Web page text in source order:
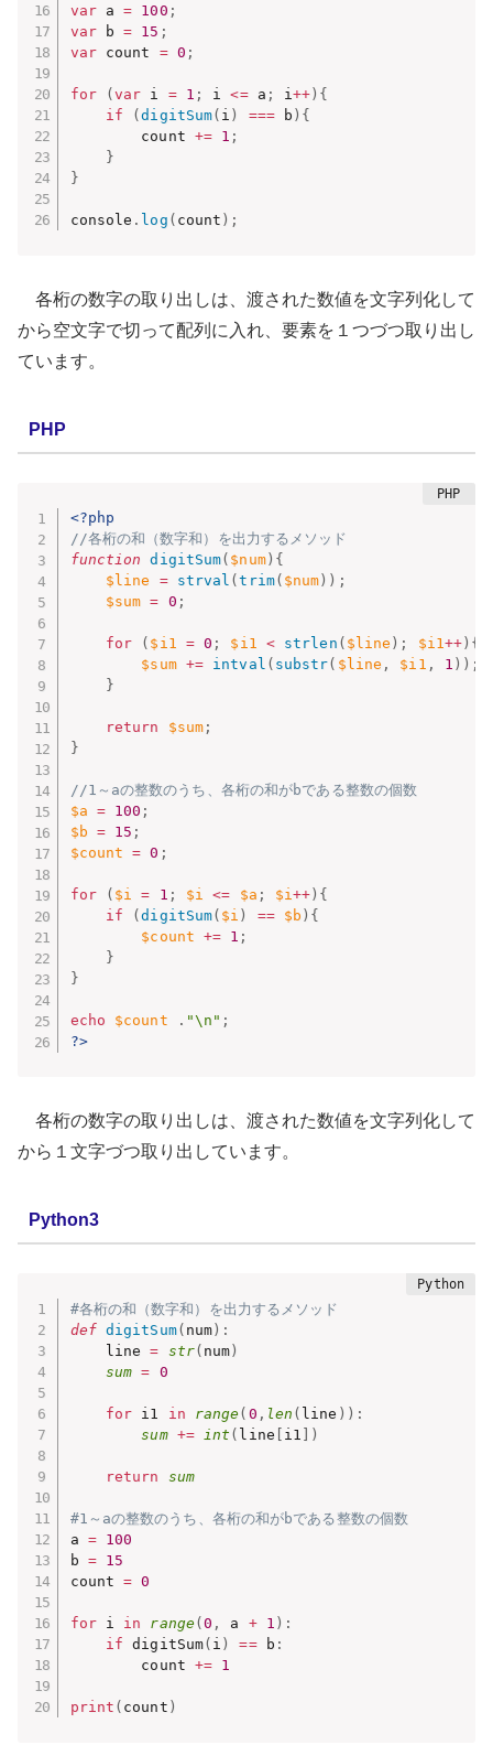
var a = 100 ;
var b = 15 ;
var count = 0 ;
for (var i = 1 ; i <= a ; i++ ) {
if
(digitSum( i ) === b ) {
        count
+= 1 ;
}
}
console . log ( count ) ;
各桁の数字の取り出しは、渡された数値を文字列化して
から空文字で切って配列に入れ、要素を１つづつ取り出し
ています。
PHP
<?php
//各桁の和（数字和）を出力するメソッド
function
digitSum( $num) {
$line
= strval (trim( $num ) ) ;
$sum = 0 ;
for ( $i1 = 0 ; $i1 < strlen ( $line ) ; $i1++ ) {
$sum += intval ( substr( $line , $i1 , 1 ) ) ;
}
return $sum ;
}
//1～aの整数のうち、各桁の和がbである整数の個数
$a = 100 ;
$b = 15 ;
$count
= 0 ;
for ( $i = 1 ; $i <= $a ; $i++ ) {
if
(digitSum( $i ) == $b ) {
$count
+= 1 ;
}
}
echo $count . "\n" ;
?>
各桁の数字の取り出しは、渡された数値を文字列化して
から１文字づつ取り出しています。
Python3
#各桁の和（数字和）を出力するメソッド
def digitSum( num ) :
    line
= str( num )
sum = 0
for i1 in range( 0 , len ( line ) ) :
sum += int ( line i1 )
return sum
#1～aの整数のうち、各桁の和がbである整数の個数
a =
100
b =
15
count = 0
for i in range(0 , a + 1 ) :
if digitSum( i ) == b :
        count
+= 1
print ( count )